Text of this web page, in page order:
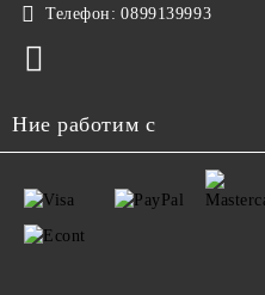
Телефон: 0899139993
Ние работим с